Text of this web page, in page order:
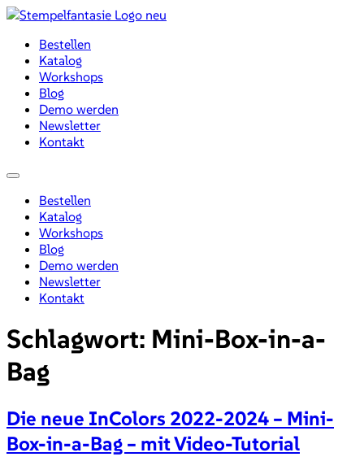
Zum
wechselnBestellen
Katalog
Workshops
Blog
Demo werden
Newsletter
Kontakt
Menü
Bestellen
Katalog
Workshops
Blog
Demo werden
Newsletter
Kontakt
Schlagwort: Mini-Box-in-a-
Bag
Die neue InColors 2022-2024 – Mini-
Box-in-a-Bag – mit Video-Tutorial